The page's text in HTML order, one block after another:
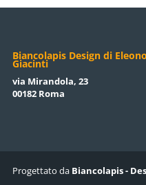
Biancolapis Design di
Giacinti
via Mirandola, 23
00182 Roma
Progettato da Biancolapis -